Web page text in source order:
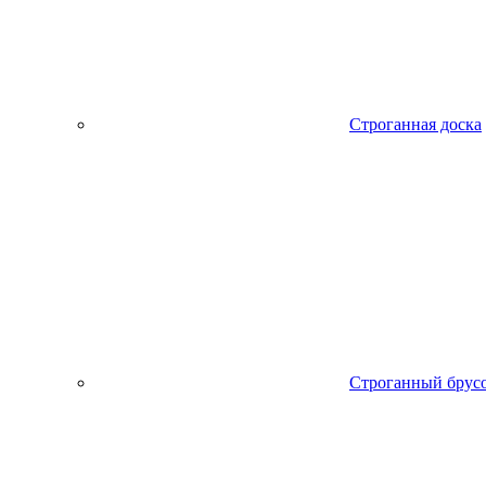
Строганная доска
Строганный